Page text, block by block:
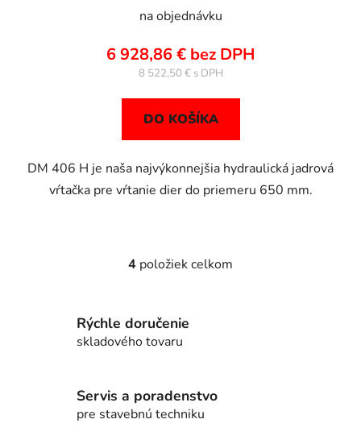
na objednávku
6 928,86 € bez DPH
8 522,50 €
DO KOŠÍKA
DM 406 H je naša najvýkonnejšia hydraulická jadrová
vŕtačka pre vŕtanie dier do priemeru 650 mm.
O
á
d
i
e
4 položiek celkom
Rýchle doručenie
skladového tovaru
Servis a poradenstvo
pre stavebnú techniku